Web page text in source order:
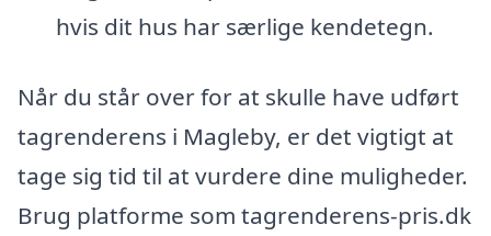
hvis dit hus har særlige kendetegn.
Når du står over for at skulle have udført
tagrenderens i Magleby, er det vigtigt at
tage sig tid til at vurdere dine muligheder.
Brug platforme som tagrenderens-pris.dk